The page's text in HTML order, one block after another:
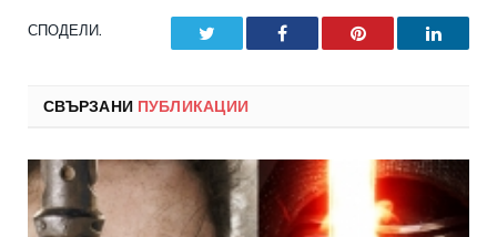
СПОДЕЛИ. Facebook Pinterest
СВЪРЗАНИ ПУБЛИКАЦИИ